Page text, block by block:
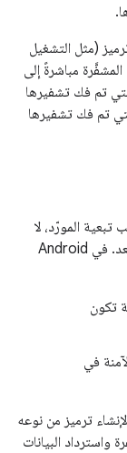
(مثل التشغيل
مباشرةً إلى
تم فك تشفيرها
تم فك تشفيرها
تبعية المورّد، لا
تتوفّر بعض برامج الترميز في عملية ترميز الفيديو بعد. في Android
تكون
في
ترميز من نوعه
واسترداد البيانات